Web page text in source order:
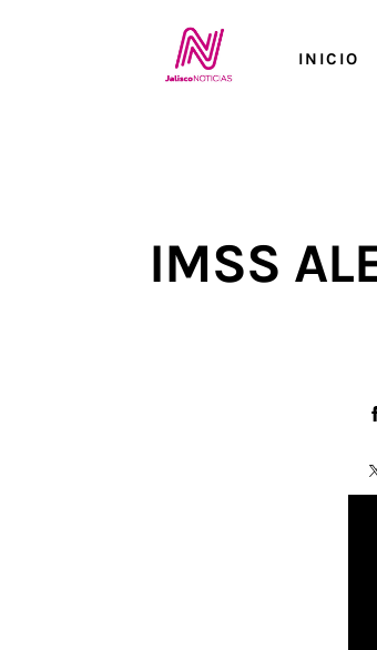
INICIO
IMSS